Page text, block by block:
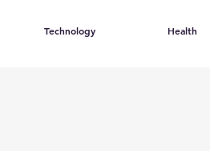
Technology Health